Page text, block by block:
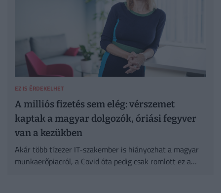
EZ IS ÉRDEKELHET
A milliós fizetés sem elég: vérszemet
kaptak a magyar dolgozók, óriási fegyver
van a kezükben
Akár több tízezer IT-szakember is hiányozhat a magyar
munkaerőpiacról, a Covid óta pedig csak romlott ez a